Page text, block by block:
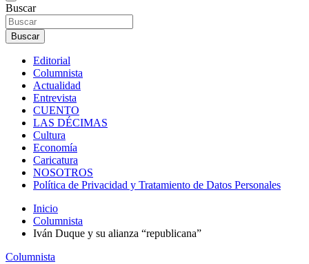
El Unicornio
La realidad supera la fantasía
Buscar
Buscar
Editorial
Columnista
Actualidad
Entrevista
CUENTO
LAS DÉCIMAS
Cultura
Economía
Caricatura
NOSOTROS
Política de Privacidad y Tratamiento de Datos Personales
Inicio
Columnista
Iván Duque y su alianza “republicana”
Columnista